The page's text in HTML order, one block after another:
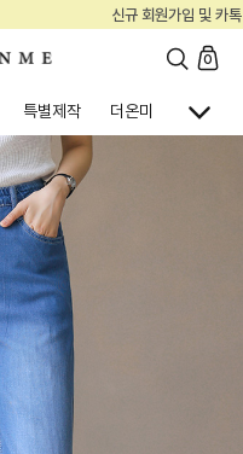
0
특별제작 더온미 골프웨어